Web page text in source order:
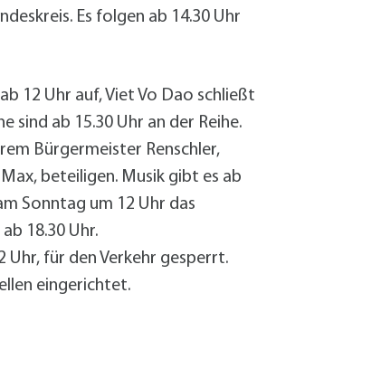
Es folgen ab 14.30 Uhr
12 Uhr auf, Viet Vo Dao schließt
sind ab 15.30 Uhr an der Reihe.
Bürgermeister Renschler,
beteiligen. Musik gibt es ab
Sonntag um 12 Uhr das
18.30 Uhr.
Uhr, für den Verkehr gesperrt.
eingerichtet.